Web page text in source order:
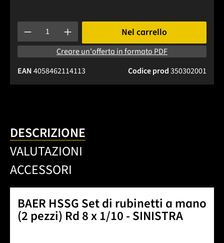
Quantità del prodotto: inserisci la quantità desiderata o
Nel carrello
Creare un'offerta in formato PDF
Codice prod350302001
EAN4058462114113
DESCRIZIONE
VALUTAZIONI
ACCESSORI
BAER HSSG Set di rubinetti a mano
(2 pezzi) Rd 8 x 1/10 - SINISTRA